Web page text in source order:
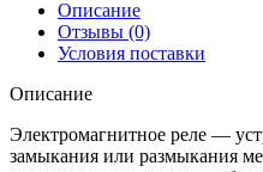
Описание
Отзывы (0)
Условия поставки
Описание
Электромагнитное реле —
замыкания или размыкания